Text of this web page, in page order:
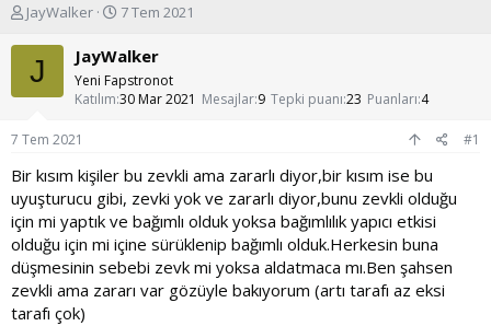
K
n
a
ş
l
a
t
a
n
JayWalker
B
ş
a
n
ç
a
r
i
h
i
7 Tem 2021
J JayWalker
Yeni Fapstronot
Katılım 30 Mar 2021 Mesajlar 9 Tepki puanı 23 Puanları 4
7 Tem 2021 #1
Bir kısım kişiler bu zevkli ama zararlı diyor,bir kısım ise bu
uyuşturucu gibi, zevki yok ve zararlı diyor,bunu zevkli olduğu
için mi yaptık ve bağımlı olduk yoksa bağımlılık yapıcı etkisi
olduğu için mi içine sürüklenip bağımlı olduk.Herkesin buna
düşmesinin sebebi zevk mi yoksa aldatmaca mı.Ben şahsen
zevkli ama zararı var gözüyle bakıyorum (artı tarafı az eksi
tarafı çok)